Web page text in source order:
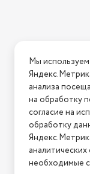
Высота товара в
метрах
Объем товара в
литрах
Материал корпуса
Диаметр нижнего
Стандарты HDTV
2026 ©
Мы
анализа
на обработку
согласие на
обработку
необходимые